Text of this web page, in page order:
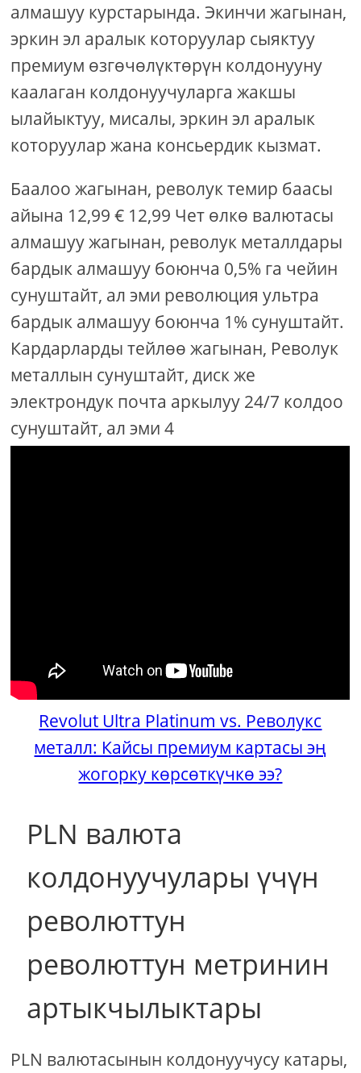
алмашуу курстарында. Экинчи жагынан,
эркин эл аралык которуулар сыяктуу
премиум өзгөчөлүктөрүн колдонууну
каалаган колдонуучуларга жакшы
ылайыктуу, мисалы, эркин эл аралык
которуулар жана консьердик кызмат.
Баалоо жагынан, револук темир баасы
айына 12,99 € 12,99 Чет өлкө валютасы
алмашуу жагынан, револук металлдары
бардык алмашуу боюнча 0,5% га чейин
сунуштайт, ал эми революция ультра
бардык алмашуу боюнча 1% сунуштайт.
Кардарларды тейлөө жагынан, Револук
металлын сунуштайт, диск же
электрондук почта аркылуу 24/7 колдоо
сунуштайт, ал эми 4
Revolut Ultra Platinum vs. Револукс
металл: Кайсы премиум картасы эң
жогорку көрсөткүчкө ээ?
PLN валюта
колдонуучулары үчүн
революттун
революттун метринин
артыкчылыктары
PLN валютасынын колдонуучусу катары,